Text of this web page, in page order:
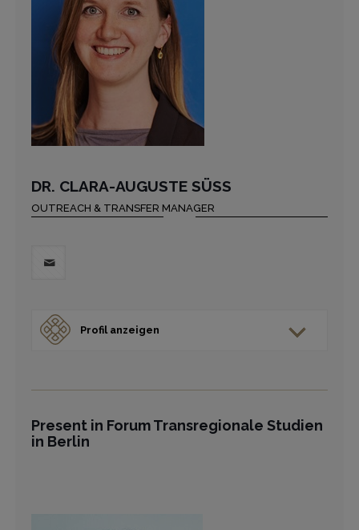
DR. CLARA-AUGUSTE SÜSS
OUTREACH & TRANSFER MANAGER
Profil anzeigen
Present in Forum Transregionale Studien
in Berlin